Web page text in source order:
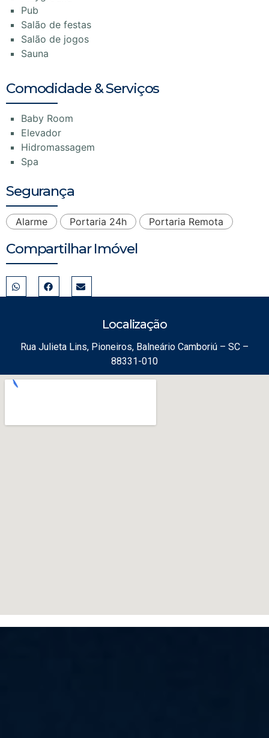
Pub
Salão de festas
Salão de jogos
Sauna
Comodidade & Serviços
Baby Room
Elevador
Hidromassagem
Spa
Segurança
Alarme Portaria 24h Portaria Remota
Compartilhar Imóvel
Localização
Rua Julieta Lins, Pioneiros, Balneário Camboriú – SC –
88331-010